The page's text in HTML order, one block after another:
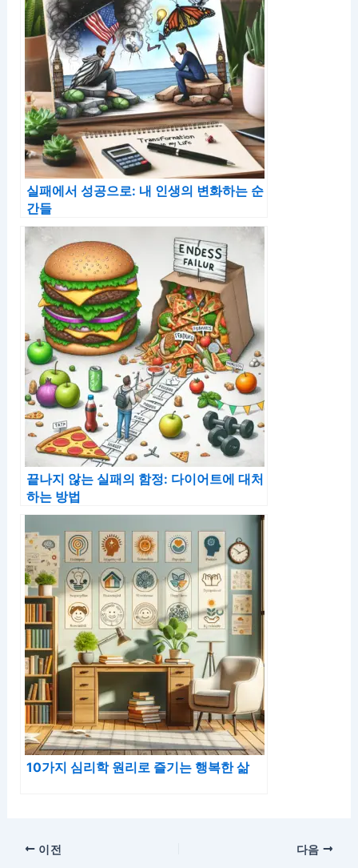
실패에서 성공으로: 내 인생의 변화하는 순
간들
끝나지 않는 실패의 함정: 다이어트에 대처
하는 방법
10가지 심리학 원리로 즐기는 행복한 삶
이전 다음